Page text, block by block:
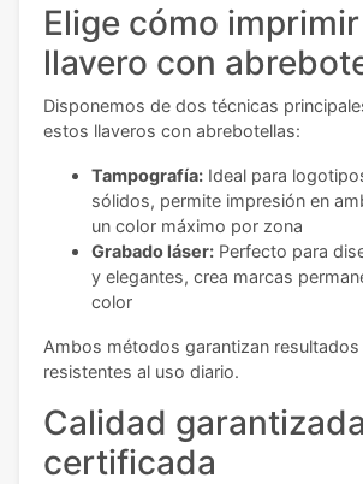
Elige cómo
llavero con
Disponemos de dos técnicas
estos llaveros con abrebotellas:
Tampografía: Ideal para
sólidos, permite impresión en
un color máximo por zona
Grabado láser: Perfecto para
y elegantes, crea marcas
color
Ambos métodos garantizan
resistentes al uso diario.
Calidad
certificada